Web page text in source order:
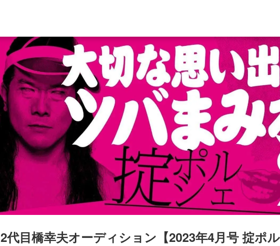
2代目橋幸夫オーディション【2023年4月号 掟ポ